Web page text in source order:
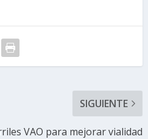
SIGUIENTE
VAO para mejorar vialidad